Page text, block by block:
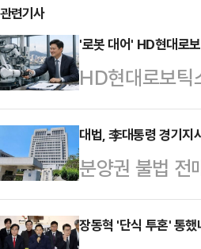
관련기사
'로봇 대어' HD현대로
HD현대로보틱
에 본격 착수했
인공지능(AI)을
할 수 있을지가
한국투자증권,
(코스피) 상장
대법, 李대통령 경기지
분양권 불법 전
원 판단이 나왔
사건이란 점에
장동혁 '단식 투혼' 통